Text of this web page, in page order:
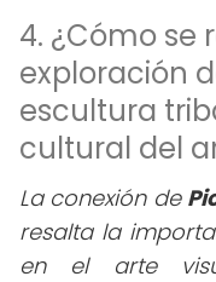
4. ¿Cómo se
exploración
escultura
cultural del
La conexión de
resalta la
en el arte